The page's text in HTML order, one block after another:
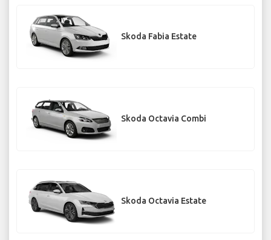
Skoda Fabia Estate
Skoda Octavia Combi
Skoda Octavia Estate